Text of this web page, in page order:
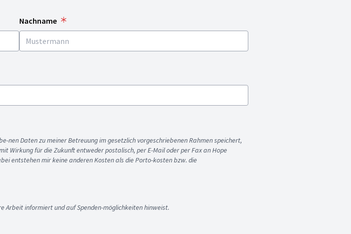
Nachname
nen Daten zu meiner Betreuung im gesetzlich vorgeschriebenen Rahmen speichert,
Wirkung für die Zukunft entweder postalisch, per E-Mail oder per Fax an Hope
entstehen mir keine anderen Kosten als die Porto-kosten bzw. die
Arbeit informiert und auf Spenden-möglichkeiten hinweist.